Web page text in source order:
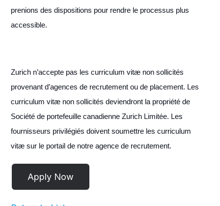
prenions des dispositions pour rendre le processus plus
accessible.
Zurich n’accepte pas les curriculum vitæ non sollicités
provenant d’agences de recrutement ou de placement. Les
curriculum vitæ non sollicités deviendront la propriété de
Société de portefeuille canadienne Zurich Limitée. Les
fournisseurs privilégiés doivent soumettre les curriculum
vitæ sur le portail de notre agence de recrutement.